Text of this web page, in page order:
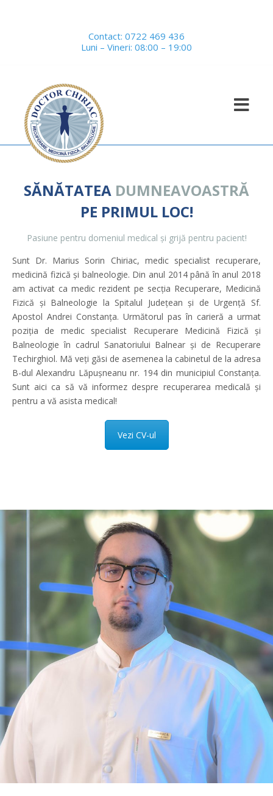
Contact: 0722 469 436
Luni – Vineri: 08:00 – 19:00
SĂNĂTATEA DUMNEAVOASTRĂ
PE PRIMUL LOC!
Pasiune pentru domeniul medical și grijă pentru pacient!
Sunt Dr. Marius Sorin Chiriac, medic specialist recuperare,
medicină fizică și balneologie. Din anul 2014 până în anul 2018
am activat ca medic rezident pe secția Recuperare, Medicină
Fizică și Balneologie la Spitalul Județean și de Urgență Sf.
Apostol Andrei Constanța. Următorul pas în carieră a urmat
poziția de medic specialist Recuperare Medicină Fizică și
Balneologie în cadrul Sanatoriului Balnear și de Recuperare
Techirghiol. Mă veți găsi de asemenea la cabinetul de la adresa
B-dul Alexandru Lăpușneanu nr. 194 din municipiul Constanța.
Sunt aici ca să vă informez despre recuperarea medicală și
pentru a vă asista medical!
Vezi CV-ul